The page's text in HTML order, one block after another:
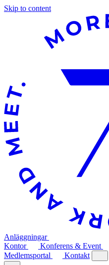
Skip to content
Anläggningar
Kontor
Konferens & Event
Medlemsportal
Kontakt